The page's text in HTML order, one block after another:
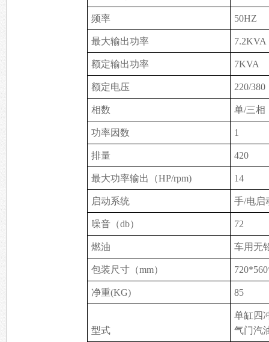
频率 50HZ
最大输出功率 7.2KVA
额定输出功率 7KVA
额定电压 220/380
相数 单/三相
功率因数 1
排量 420
最大功率输出（HP/rpm) 14
启动系统 手/电启
噪音（db） 72
燃油 车用无
包装尺寸（mm）
净重(KG) 85
型式
单缸四
气门汽